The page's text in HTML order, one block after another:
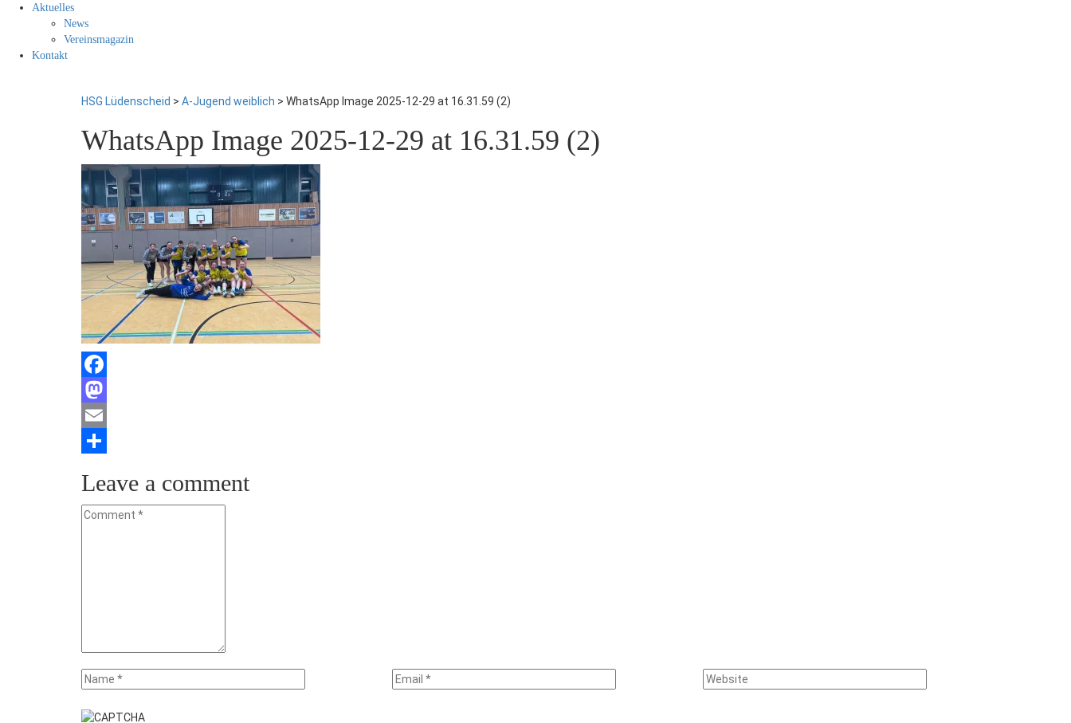
Aktuelles
News
Vereinsmagazin
Kontakt
HSG Lüdenscheid > A-Jugend weiblich > WhatsApp Image 2025-12-29 at 16.31.59 (2)
WhatsApp Image 2025-12-29 at 16.31.59 (2)
Facebook
Mastodon
Email
Leave a comment